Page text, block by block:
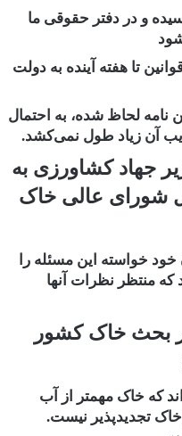
و در دفتر حقوقی ما
تا هفته آینده به دولت
نامه لحاظ شده، به احتمال
آن زیاد طول نمی‌کشد.
جهاد کشاورزی به
شورای عالی خاک
خواسته این مسئله را
که منتظر نظرات آنها
در بحث خاک کشور
که خاک مهمتر از آب
تجدیدپذیر نیست.